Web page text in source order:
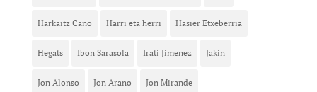
Harkaitz Cano Harri eta herri Hasier Etxeberria
Hegats Ibon Sarasola Irati Jimenez Jakin
Jon Alonso Jon Arano Jon Mirande